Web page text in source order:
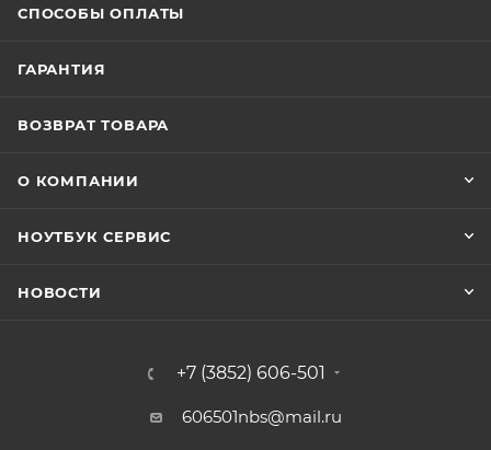
СПОСОБЫ ОПЛАТЫ
ГАРАНТИЯ
ВОЗВРАТ ТОВАРА
О КОМПАНИИ
НОУТБУК СЕРВИС
НОВОСТИ
+7 (3852) 606-501
606501nbs@mail.ru